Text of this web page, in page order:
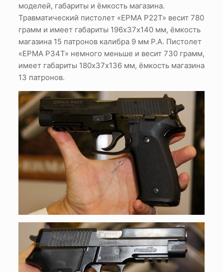
моделей, габариты и ёмкость магазина.
Травматический пистолет «EPMA P22T» весит 780
грамм и имеет габариты 196х37х140 мм, ёмкость
магазина 15 патронов калибра 9 мм P.A. Пистолет
«EPMA P34T» немного меньше и весит 730 грамм,
имеет габариты 180х37х136 мм, ёмкость магазина
13 патронов.